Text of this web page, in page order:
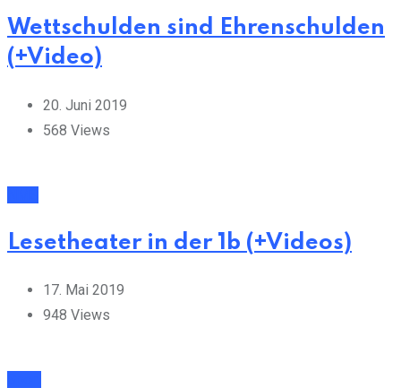
Wettschulden sind Ehrenschulden
(+Video)
20. Juni 2019
568 Views
Lesetheater in der 1b (+Videos)
17. Mai 2019
948 Views